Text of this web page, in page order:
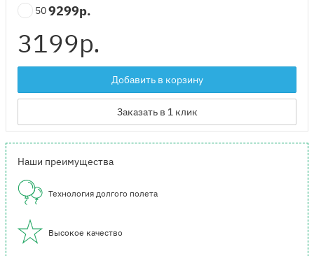
509299р.
3199р.
Добавить в корзину
Заказать в 1 клик
Наши преимущества
Технология долгого полета
Высокое качество